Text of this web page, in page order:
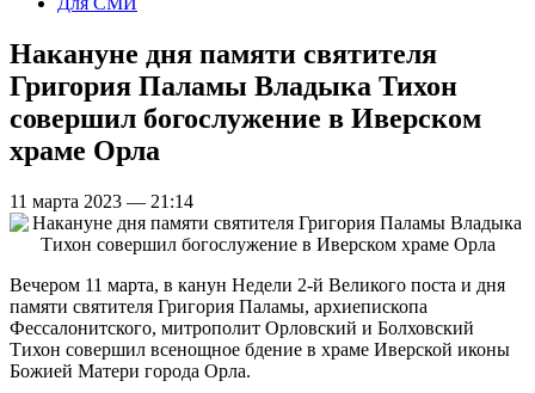
Накануне дня памяти святителя
Григория Паламы Владыка Тихон
совершил богослужение в Иверском
храме Орла
11 марта 2023 — 21:14
Вечером 11 марта, в канун Недели 2-й Великого поста и дня
памяти святителя Григория Паламы, архиепископа
Фессалонитского, митрополит Орловский и Болховский
Тихон совершил всенощное бдение в храме Иверской иконы
Божией Матери города Орла.